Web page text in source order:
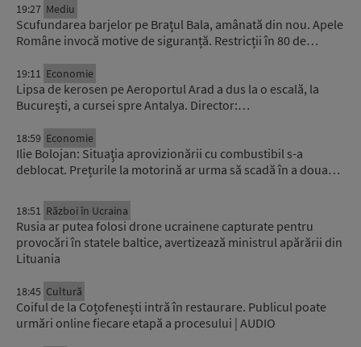
19:27 Mediu
Scufundarea barjelor pe Brațul Bala, amânată din nou. Apele
Române invocă motive de siguranță. Restricții în 80 de…
19:11 Economie
Lipsa de kerosen pe Aeroportul Arad a dus la o escală, la
București, a cursei spre Antalya. Director:…
18:59 Economie
Ilie Bolojan: Situaţia aprovizionării cu combustibil s-a
deblocat. Prețurile la motorină ar urma să scadă în a doua…
18:51 Război în Ucraina
Rusia ar putea folosi drone ucrainene capturate pentru
provocări în statele baltice, avertizează ministrul apărării din
Lituania
18:45 Cultură
Coiful de la Coțofenești intră în restaurare. Publicul poate
urmări online fiecare etapă a procesului | AUDIO